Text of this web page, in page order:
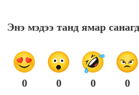
Энэ мэдээ танд ямар
0 0 0 0